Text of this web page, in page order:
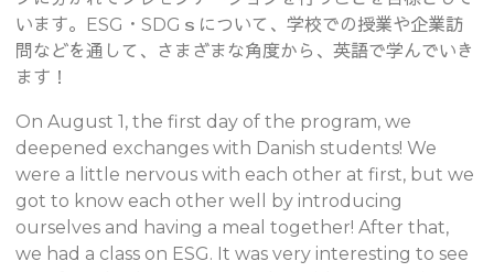
います。ESG・SDGｓについて、学校での授業や企業訪
問などを通して、さまざまな角度から、英語で学んでいき
ます！
On August 1, the first day of the program, we
deepened exchanges with Danish students! We
were a little nervous with each other at first, but we
got to know each other well by introducing
ourselves and having a meal together! After that,
we had a class on ESG. It was very interesting to see